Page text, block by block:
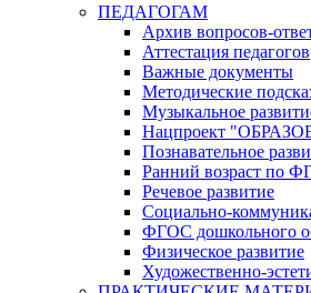
ПЕДАГОГАМ
Архив вопросов-
Аттестация педагогов
Важные документы
Методические
Музыкальное
Нацпроект
Познавательное
Ранний возраст по
Речевое развитие
Социально-
ФГОС дошкольного
Физическое развитие
Художественно-